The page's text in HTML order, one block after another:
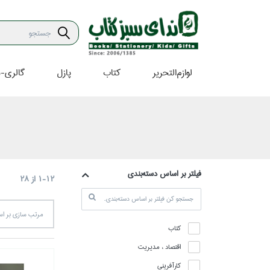
لوازم‌التحرير كتاب پازل
فيلتر بر اساس دسته‌بندي
كتاب
اقتصاد ، مديريت
كارآفريني
1-12 از28
مرتب سازي بر